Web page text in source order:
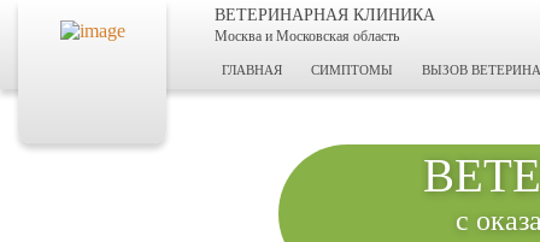
ВЕТЕРИНАРНАЯ КЛИНИКА
Москва и Московская область
ГЛАВНАЯ СИМПТОМЫ ВЫЗОВ
с